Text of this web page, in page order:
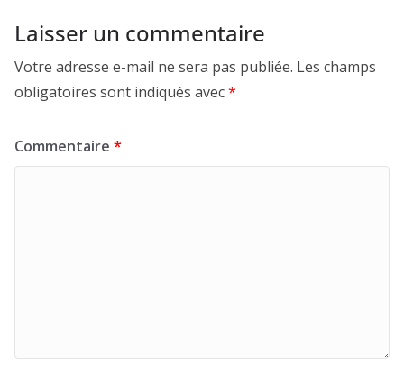
Laisser un commentaire
Votre adresse e-mail ne sera pas publiée. Les champs
obligatoires sont indiqués avec*
Commentaire *